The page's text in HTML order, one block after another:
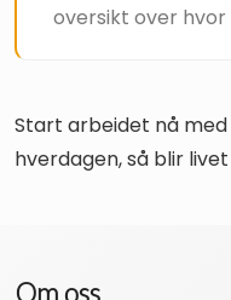
oversikt over
Start arbeidet nå
hverdagen, så blir